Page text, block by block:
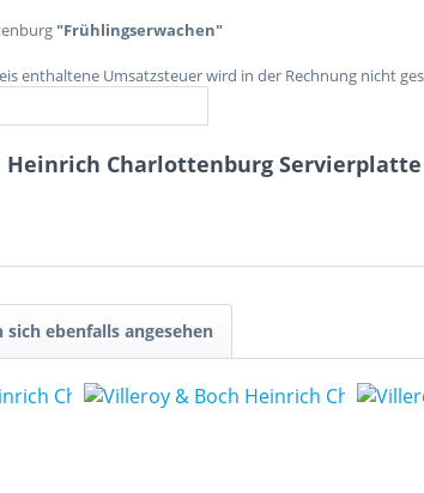
"Frühlingserwachen"
enthaltene Umsatzsteuer wird in der Rechnung nicht
Charlottenburg
sich ebenfalls angesehen